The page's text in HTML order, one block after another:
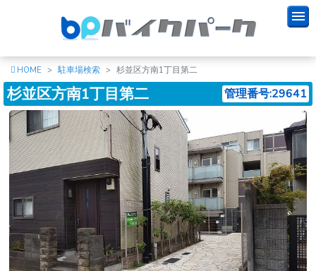
HOME 駐車場検索 杉並区方南1丁目第二
杉並区方南1丁目第二 管理番号:29641